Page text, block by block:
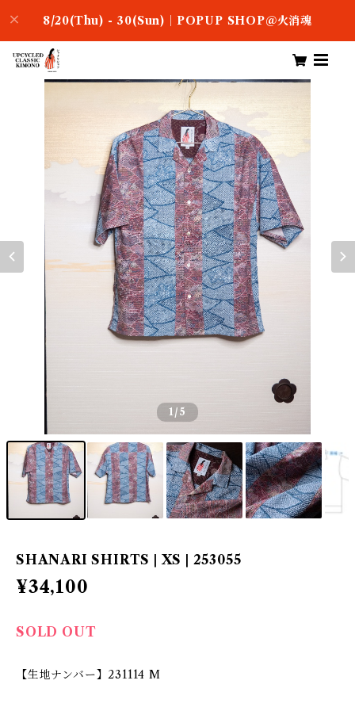
8/20(Thu) - 30(Sun)｜POPUP SHOP＠火消魂
1/5
SHANARI SHIRTS | XS | 253055
¥34,100
SOLD OUT
【生地ナンバー】231114 M